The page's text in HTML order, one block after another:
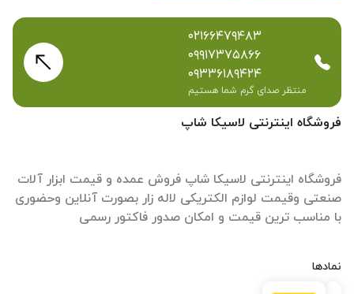
فروشگاه اینترنتی لاسیکا شاپ
فروشگاه اینترنتی لاسیکا شاپ فروش عمده و قیمت ابزار آلات
صنعتی وقیمت لوازم الکتریکی لاله زار بصورت آنلاین وحضوری
با مناسب ترین قیمت و امکان صدور فاکتور رسمی
نمادها
۰۲۱۶۶۴۷۹۴۸۳
۰۹۹۱۷۳۷۵۸۶۶
۰۹۳۳۶۱۸۹۴۲۴
منتظر صدای گرم شما هستیم